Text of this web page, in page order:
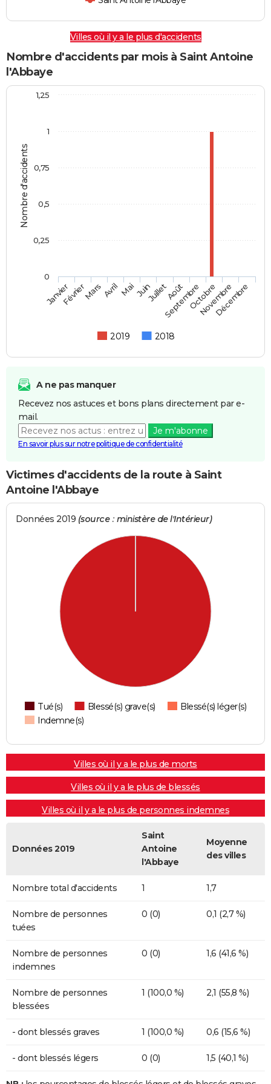
Villes où il y a le plus d'accidents
Nombre d'accidents par mois à Saint Antoine
l'Abbaye
Nombre d'accidents
2019 2018
JanvierFévrierMars AvrilMaiJuinJuilletAoût
SeptembreOctobre
Novembre
Décembre
0
1
0,25
0,5
0,75
1,25
A ne pas manquer
Recevez nos astuces et bons plans directement par e-
mail.
Je m'abonne
En savoir plus sur notre politique de confidentialité
Victimes d'accidents de la route à Saint
Antoine l'Abbaye
Données 2019 (source : ministère de l'Intérieur)
Tué(s) Blessé(s) grave(s)
Blessé(s) léger(s)
Indemne(s)
Villes où il y a le plus de morts
Villes où il y a le plus de blessés
Villes où il y a le plus de personnes indemnes
Données 2019
Saint
Antoine
l'Abbaye
Moyenne
des villes
Nombre total d'accidents 1 1,7
Nombre de personnes
tuées
0 (0) 0,1 (2,7 %)
Nombre de personnes
indemnes
0 (0) 1,6 (41,6 %)
Nombre de personnes
blessées
1 (100,0 %) 2,1 (55,8 %)
- dont blessés graves 1 (100,0 %) 0,6 (15,6 %)
- dont blessés légers 0 (0) 1,5 (40,1 %)